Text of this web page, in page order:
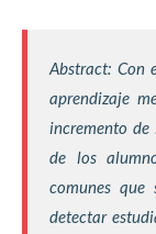
Abstract: Con
aprendizaje
incremento
de los
comunes que
detectar